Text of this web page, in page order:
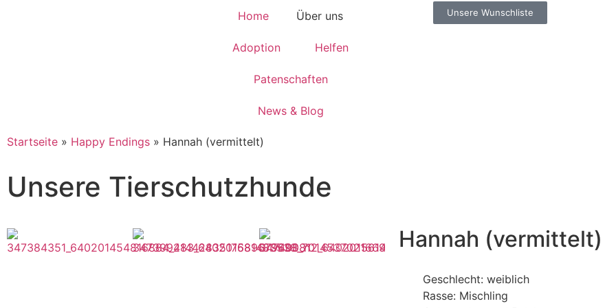
Home Über uns
Adoption Helfen
Patenschaften
News & Blog
Unsere Wunschliste
Startseite » Happy Endings » Hannah (vermittelt)
Unsere Tierschutzhunde
Hannah (vermittelt)
Geschlecht: weiblich
Rasse: Mischling